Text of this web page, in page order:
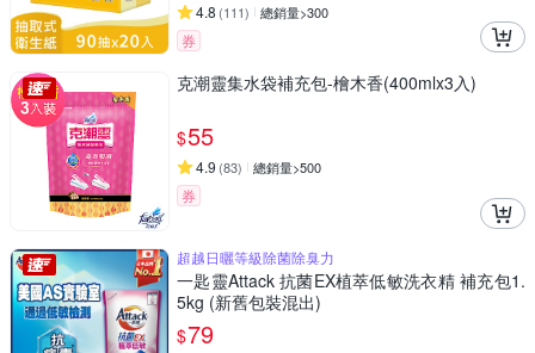
4.8 (111) 總銷量>300
券
克潮靈集水袋補充包-檜木香(400mlx3入)
$55
4.9 (83) 總銷量>500
券
超越日曬等級除菌除臭力
一匙靈Attack 抗菌EX植萃低敏洗衣精 補充包1.
5kg (新舊包裝混出)
$79